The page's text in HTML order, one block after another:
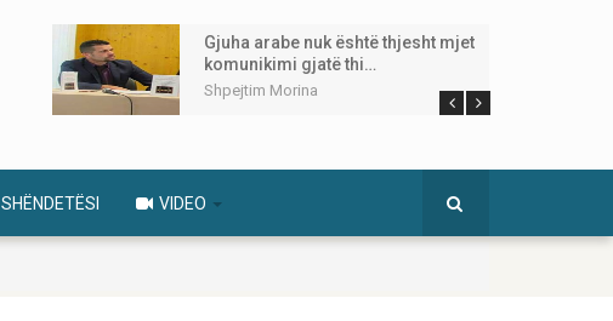
Gjuha arabe nuk është thjesht mjet
komunikimi gjatë thi…
Shpejtim Morina
SHËNDETËSI VIDEO